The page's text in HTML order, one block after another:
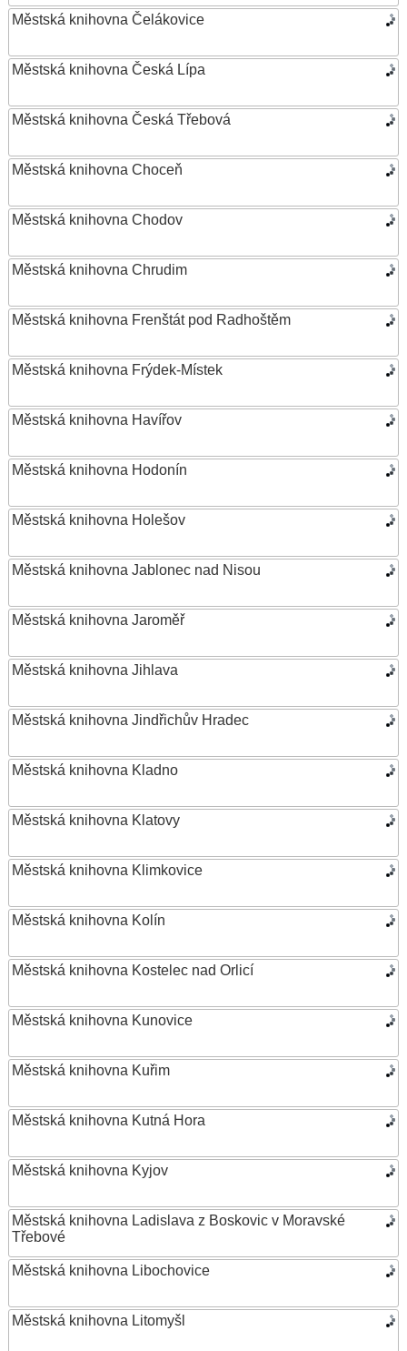
Městská knihovna Čelákovice
Městská knihovna Česká Lípa
Městská knihovna Česká Třebová
Městská knihovna Choceň
Městská knihovna Chodov
Městská knihovna Chrudim
Městská knihovna Frenštát pod Radhoštěm
Městská knihovna Frýdek-Místek
Městská knihovna Havířov
Městská knihovna Hodonín
Městská knihovna Holešov
Městská knihovna Jablonec nad Nisou
Městská knihovna Jaroměř
Městská knihovna Jihlava
Městská knihovna Jindřichův Hradec
Městská knihovna Kladno
Městská knihovna Klatovy
Městská knihovna Klimkovice
Městská knihovna Kolín
Městská knihovna Kostelec nad Orlicí
Městská knihovna Kunovice
Městská knihovna Kuřim
Městská knihovna Kutná Hora
Městská knihovna Kyjov
Městská knihovna Ladislava z Boskovic v Moravské
Třebové
Městská knihovna Libochovice
Městská knihovna Litomyšl